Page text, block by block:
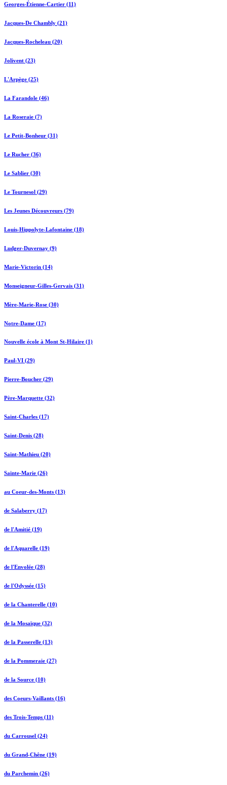
Georges-Étienne-Cartier (11)
Jacques-De Chambly (21)
Jacques-Rocheleau (20)
Jolivent (23)
L'Arpège (25)
La Farandole (46)
La Roseraie (7)
Le Petit-Bonheur (31)
Le Rucher (36)
Le Sablier (30)
Le Tournesol (29)
Les Jeunes Découvreurs (79)
Louis-Hippolyte-Lafontaine (18)
Ludger-Duvernay (9)
Marie-Victorin (14)
Monseigneur-Gilles-Gervais (31)
Mère-Marie-Rose (30)
Notre-Dame (17)
Nouvelle école à Mont St-Hilaire (1)
Paul-VI (29)
Pierre-Boucher (29)
Père-Marquette (32)
Saint-Charles (17)
Saint-Denis (28)
Saint-Mathieu (20)
Sainte-Marie (26)
au Coeur-des-Monts (13)
de Salaberry (17)
de l'Amitié (19)
de l'Aquarelle (19)
de l'Envolée (28)
de l'Odyssée (15)
de la Chanterelle (10)
de la Mosaïque (32)
de la Passerelle (13)
de la Pommeraie (27)
de la Source (10)
des Coeurs-Vaillants (16)
des Trois-Temps (11)
du Carrousel (24)
du Grand-Chêne (19)
du Parchemin (26)